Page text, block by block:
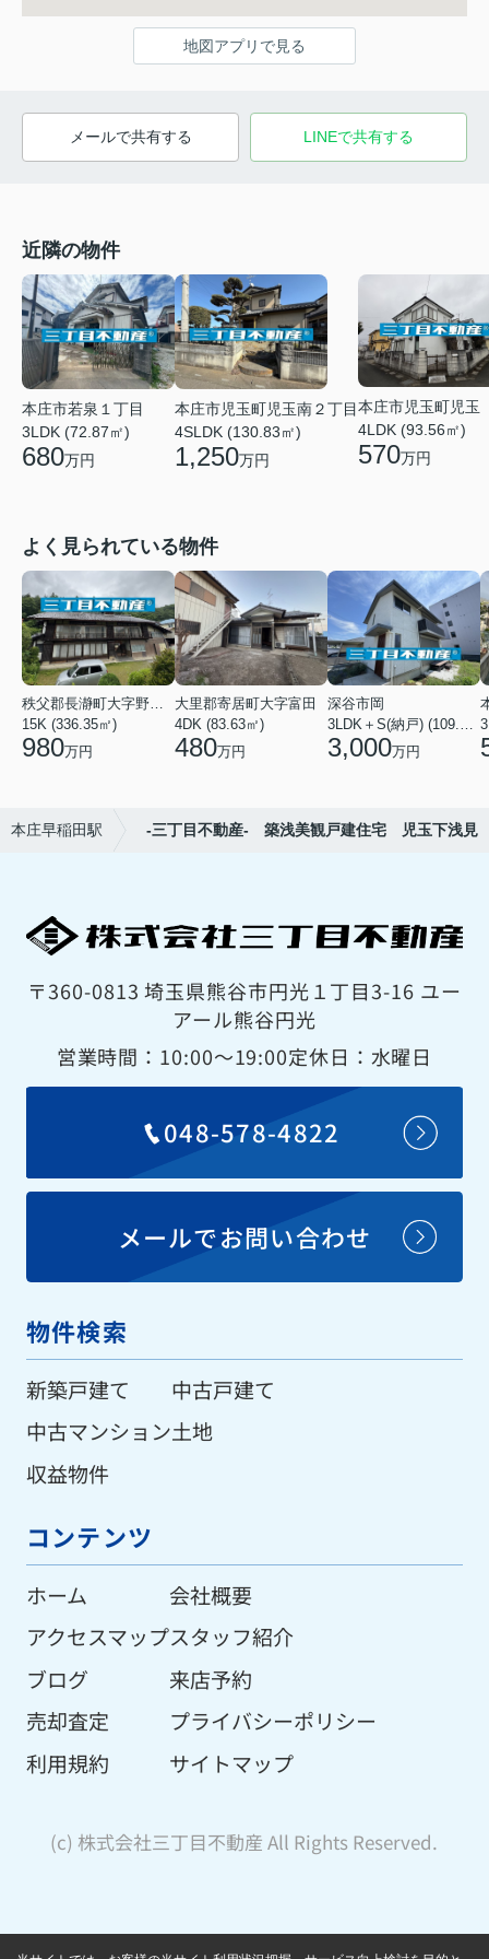
地図アプリで見る
メールで共有する LINEで共有する
近隣の物件
本庄市若泉１丁目
3LDK (72.87㎡)
680万円
本庄市児玉町児玉南２丁目
4SLDK (130.83㎡)
1,250万円
本庄市児玉町児玉
4LDK (93.56㎡)
570万円
よく見られている物件
15K (336.35㎡)
980万円
大里郡寄居町大字富田
4DK (83.63㎡)
480万円
深谷市岡
3,000万円
本庄早稲田駅 -三丁目不動産- 築浅美観戸建住宅 児玉下浅見
〒360-0813 埼玉県熊谷市円光１丁目3-16 ユー
アール熊谷円光
営業時間：10:00〜19:00定休日：水曜日
048-578-4822
メールでお問い合わせ
物件検索
新築戸建て
中古マンション
収益物件
中古戸建て
土地
コンテンツ
ホーム
アクセスマップ
ブログ
売却査定
利用規約
会社概要
スタッフ紹介
来店予約
プライバシーポリシー
サイトマップ
(c) 株式会社三丁目不動産 All Rights Reserved.